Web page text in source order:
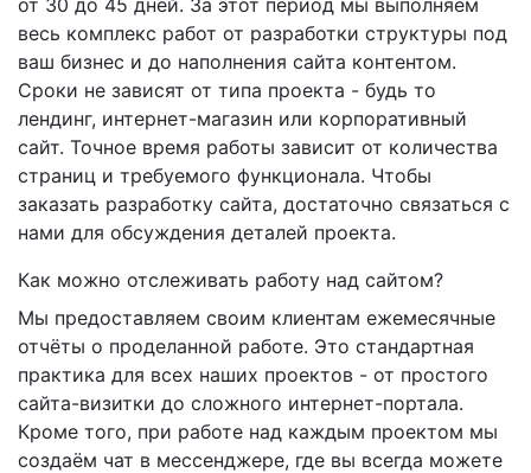
весь комплекс работ от разработки структуры под
ваш бизнес и до наполнения сайта контентом.
Сроки не зависят от типа проекта - будь то
лендинг, интернет-магазин или корпоративный
сайт. Точное время работы зависит от количества
страниц и требуемого функционала. Чтобы
заказать разработку сайта, достаточно связаться с
нами для обсуждения деталей проекта.
Как можно отслеживать работу над сайтом?
Мы предоставляем своим клиентам ежемесячные
отчёты о проделанной работе. Это стандартная
практика для всех наших проектов - от простого
сайта-визитки до сложного интернет-портала.
Кроме того, при работе над каждым проектом мы
создаём чат в мессенджере, где вы всегда можете